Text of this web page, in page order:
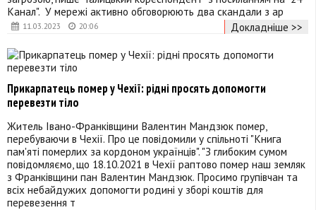
11.03.2023 20:06
Канал". У мережі активно обговорюють два скандали з ар
Докладніше >>
Прикарпатець помер у Чехії: рідні просять допомогти
перевезти тіло
Житель Івано-Франківщини Валентин Мандзюк помер,
перебуваючи в Чехії. Про це повідомили у спільноті "Книга
пам'яті померлих за кордоном українців". "З глибоким сумом
повідомляємо, що 18.10.2021 в Чехії раптово помер наш земляк
з Франківщини пан Валентин Мандзюк. Просимо групівчан та
всіх небайдужих допомогти родині у зборі коштів для
перевезення т